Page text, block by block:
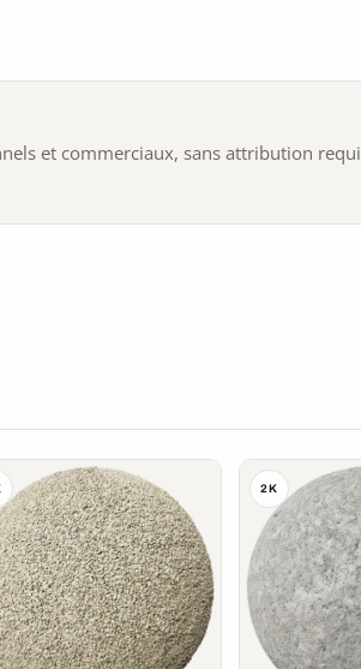
et commerciaux, sans attribution
2K